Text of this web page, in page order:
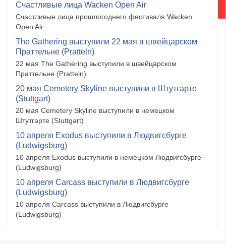
Счастливые лица Wacken Open Air
Счастливые лица прошлогоднего фестиваля Wacken
Open Air
The Gathering выступили 22 мая в швейцарском
Праттельне (Pratteln)
22 мая The Gathering выступили в швейцарском
Праттельне (Pratteln)
20 мая Cemetery Skyline выступили в Штутгарте
(Stuttgart)
20 мая Cemetery Skyline выступили в немецком
Штутгарте (Stuttgart)
10 апреля Exodus выступили в Людвигсбурге
(Ludwigsburg)
10 апреля Exodus выступили в немецком Людвигсбурге
(Ludwigsburg)
10 апреля Carcass выступили в Людвигсбурге
(Ludwigsburg)
10 апреля Carcass выступили в Людвигсбурге
(Ludwigsburg)